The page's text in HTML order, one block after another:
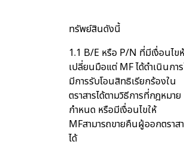
ทรัพย์สินดังนี้
1.1 B/E หรือ P/N ที่มีเงื่อนไข
เปลี่ยนมือแต่ MF ได้ดำเนินกา
มีการรับโอนสิทธิเรียกร้องใน
ตราสารได้ตามวิธีการที่กฎหมาย
กำหนด หรือมีเงื่อนไขให้
MFสามารถขายคืนผู้ออกตราส
ได้